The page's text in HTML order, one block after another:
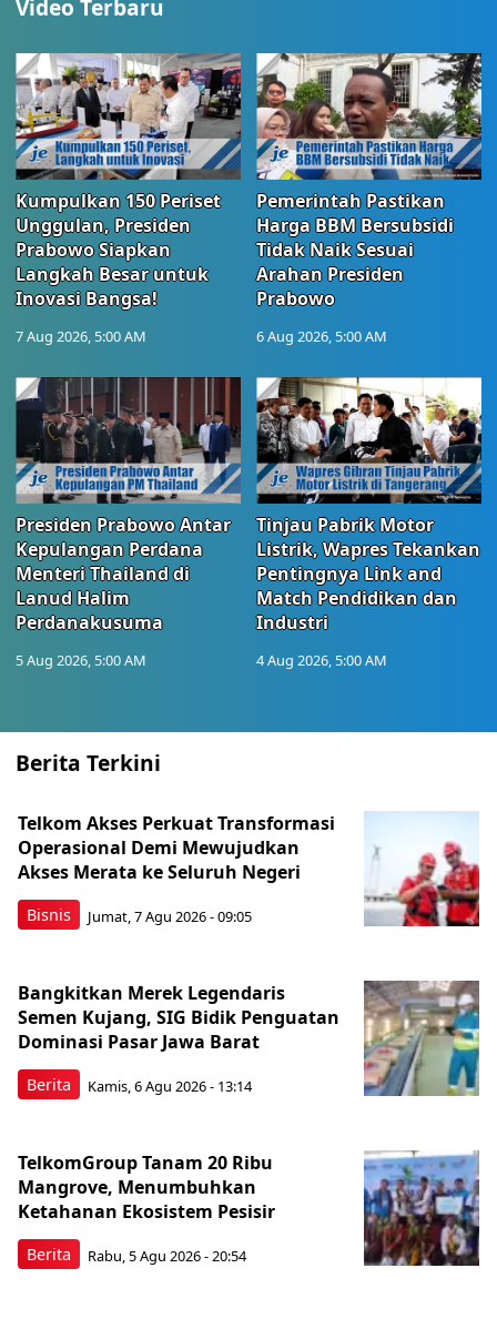
Video Terbaru
Kumpulkan 150 Periset
Unggulan, Presiden
Prabowo Siapkan
Langkah Besar untuk
Inovasi Bangsa!
7 Aug 2026, 5:00 AM
Pemerintah Pastikan
Harga BBM Bersubsidi
Tidak Naik Sesuai
Arahan Presiden
Prabowo
6 Aug 2026, 5:00 AM
Presiden Prabowo Antar
Kepulangan Perdana
Menteri Thailand di
Lanud Halim
Perdanakusuma
5 Aug 2026, 5:00 AM
Tinjau Pabrik Motor
Listrik, Wapres Tekankan
Pentingnya Link and
Match Pendidikan dan
Industri
4 Aug 2026, 5:00 AM
Berita Terkini
Bisnis
Telkom Akses Perkuat Transformasi
Operasional Demi Mewujudkan
Akses Merata ke Seluruh Negeri
Jumat, 7 Agu 2026 - 09:05
Berita
Bangkitkan Merek Legendaris
Semen Kujang, SIG Bidik Penguatan
Dominasi Pasar Jawa Barat
Kamis, 6 Agu 2026 - 13:14
Berita
TelkomGroup Tanam 20 Ribu
Mangrove, Menumbuhkan
Ketahanan Ekosistem Pesisir
Rabu, 5 Agu 2026 - 20:54